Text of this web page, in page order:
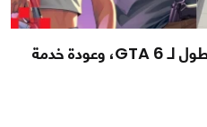
ملخص الأسبوع| استعراض مطول لـ GTA 6، وعودة خدمة